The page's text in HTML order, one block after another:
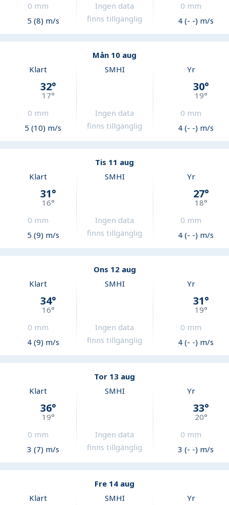
0 mm
5 (8) m/s
Ingen data
finns tillgänglig
0 mm
4 (- -) m/s
Mån 10 aug
Klart
32°
17°
0 mm
5 (10) m/s
SMHI
Ingen data
finns tillgänglig
Yr
30°
19°
0 mm
4 (- -) m/s
Tis 11 aug
Klart
31°
16°
0 mm
5 (9) m/s
SMHI
Ingen data
finns tillgänglig
Yr
27°
18°
0 mm
4 (- -) m/s
Ons 12 aug
Klart
34°
16°
0 mm
4 (9) m/s
SMHI
Ingen data
finns tillgänglig
Yr
31°
19°
0 mm
4 (- -) m/s
Tor 13 aug
Klart
36°
19°
0 mm
3 (7) m/s
SMHI
Ingen data
finns tillgänglig
Yr
33°
20°
0 mm
3 (- -) m/s
Fre 14 aug
Klart
SMHI Yr